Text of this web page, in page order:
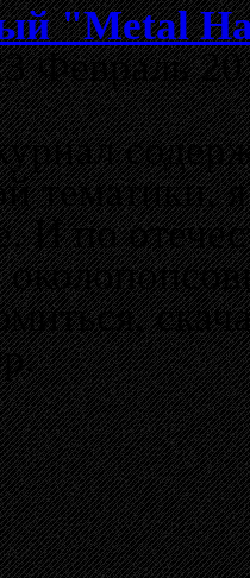
"Metal
Февраль
тематики,
по